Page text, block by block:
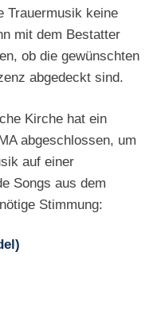
Trauermusik keine
mit dem Bestatter
ob die gewünschten
abgedeckt sind.
Kirche hat ein
abgeschlossen, um
auf einer
Songs aus dem
Stimmung: